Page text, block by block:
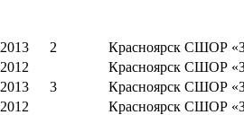
2013 2 Красноярск СШОР
2012 Красноярск СШОР
2013 3 Красноярск СШОР
2012 Красноярск СШОР